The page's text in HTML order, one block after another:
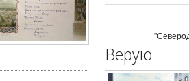
Верую